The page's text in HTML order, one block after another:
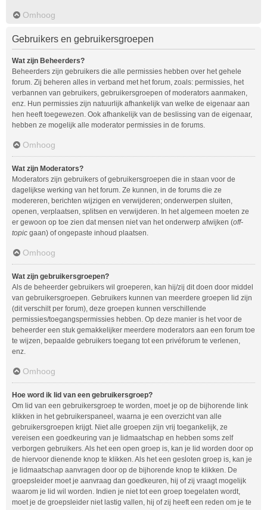
Omhoog
Gebruikers en gebruikersgroepen
Wat zijn Beheerders?
Beheerders zijn gebruikers die alle permissies hebben over het gehele
forum. Zij beheren alles in verband met het forum, zoals: permissies, het
verbannen van gebruikers, gebruikersgroepen of moderators aanmaken,
enz. Hun permissies zijn natuurlijk afhankelijk van welke de eigenaar aan
hen heeft toegewezen. Ook afhankelijk van de beslissing van de eigenaar,
hebben ze mogelijk alle moderator permissies in de forums.
Omhoog
Wat zijn Moderators?
Moderators zijn gebruikers of gebruikersgroepen die in staan voor de
dagelijkse werking van het forum. Ze kunnen, in de forums die ze
modereren, berichten wijzigen en verwijderen; onderwerpen sluiten,
openen, verplaatsen, splitsen en verwijderen. In het algemeen moeten ze
er gewoon op toe zien dat mensen niet van het onderwerp afwijken (off-
topic gaan) of ongepaste inhoud plaatsen.
Omhoog
Wat zijn gebruikersgroepen?
Als de beheerder gebruikers wil groeperen, kan hij/zij dit doen door middel
van gebruikersgroepen. Gebruikers kunnen van meerdere groepen lid zijn
(dit verschilt per forum), deze groepen kunnen verschillende
permissies/toegangspermissies hebben. Op deze manier is het voor de
beheerder een stuk gemakkelijker meerdere moderators aan een forum toe
te wijzen, bepaalde gebruikers toegang tot een privéforum te verlenen,
enz.
Omhoog
Hoe word ik lid van een gebruikersgroep?
Om lid van een gebruikersgroep te worden, moet je op de bijhorende link
klikken in het gebruikerspaneel, waarna je een overzicht van alle
gebruikersgroepen krijgt. Niet alle groepen zijn vrij toegankelijk, ze
vereisen een goedkeuring van je lidmaatschap en hebben soms zelf
verborgen gebruikers. Als het een open groep is, kan je lid worden door op
de hiervoor dienende knop te klikken. Als het een gesloten groep is, kan je
je lidmaatschap aanvragen door op de bijhorende knop te klikken. De
groepsleider moet je aanvraag dan goedkeuren, hij of zij vraagt mogelijk
waarom je lid wil worden. Indien je niet tot een groep toegelaten wordt,
moet je de groepsleider niet lastig vallen, hij of zij heeft een reden om je te